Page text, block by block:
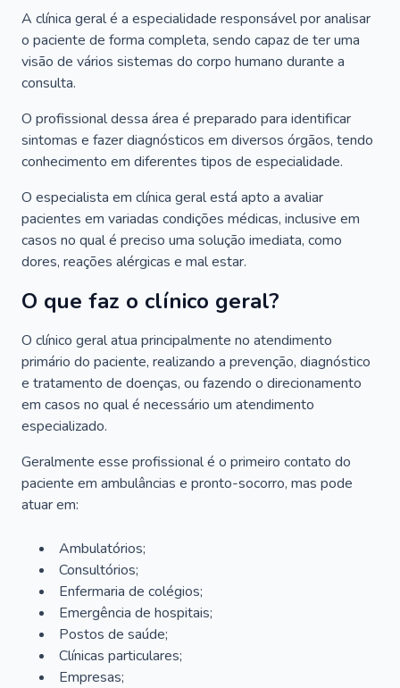
A clínica geral é a especialidade responsável por analisar
o paciente de forma completa, sendo capaz de ter uma
visão de vários sistemas do corpo humano durante a
consulta.
O profissional dessa área é preparado para identificar
sintomas e fazer diagnósticos em diversos órgãos, tendo
conhecimento em diferentes tipos de especialidade.
O especialista em clínica geral está apto a avaliar
pacientes em variadas condições médicas, inclusive em
casos no qual é preciso uma solução imediata, como
dores, reações alérgicas e mal estar.
O que faz o clínico geral?
O clínico geral atua principalmente no atendimento
primário do paciente, realizando a prevenção, diagnóstico
e tratamento de doenças, ou fazendo o direcionamento
em casos no qual é necessário um atendimento
especializado.
Geralmente esse profissional é o primeiro contato do
paciente em ambulâncias e pronto-socorro, mas pode
atuar em:
Ambulatórios;
Consultórios;
Enfermaria de colégios;
Emergência de hospitais;
Postos de saúde;
Clínicas particulares;
Empresas;